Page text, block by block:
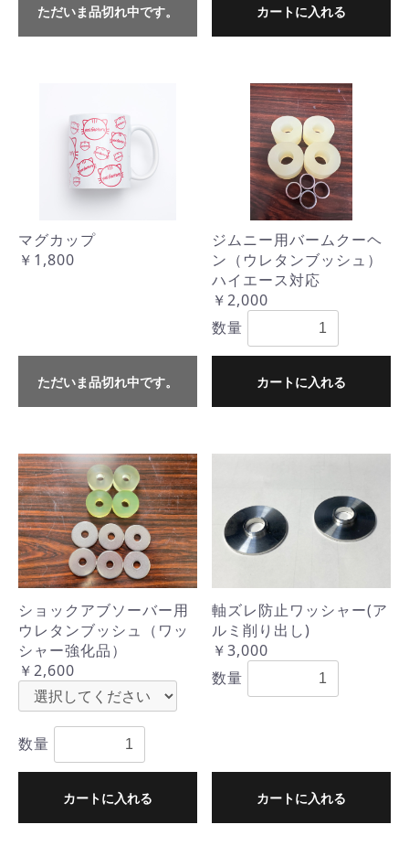
ただいま品切れ中です。 カートに入れる
マグカップ
￥1,800
ただいま品切れ中です。
ジムニー用バームクーヘ
ン（ウレタンブッシュ）
ハイエース対応
￥2,000
数量
カートに入れる
ショックアブソーバー用
ウレタンブッシュ（ワッ
シャー強化品）
￥2,600
数量
カートに入れる
軸ズレ防止ワッシャー(ア
ルミ削り出し)
￥3,000
数量
カートに入れる